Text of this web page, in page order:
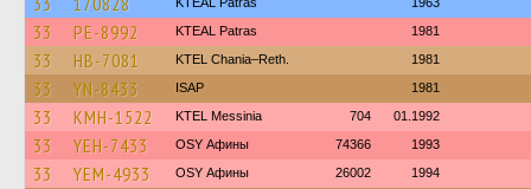
33 PE-8992 KTEAL Patras 1981
33 HB-7081 KTEL Chania–Reth. 1981
33 YN-8433 ISAP 1981
33 KMH-1522 KTEL Messinia 704 01.1992
33 YEH-7433 OSY Афины 74366 1993
33 YEM-4933 OSY Афины 26002 1994